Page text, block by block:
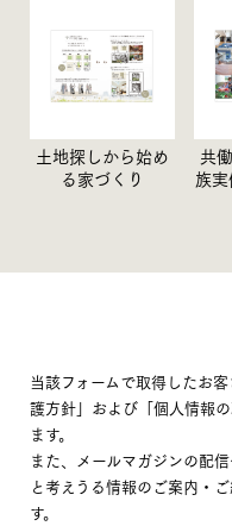
土地探しから始め
る家づくり
共
族
当該フォームで取得したお
護方針」および「個人情報
ます。
また、メールマガジンの配
と考えうる情報のご案内・
す。